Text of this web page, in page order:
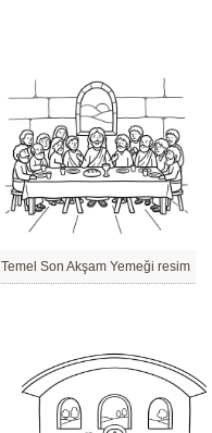
Temel Son Akşam Yemeği resim